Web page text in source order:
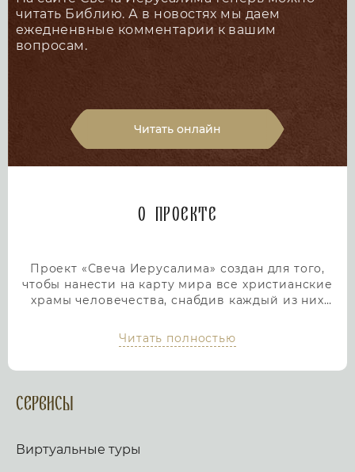
читать Библию. А в новостях мы даем
ежедненвные комментарии к вашим
вопросам.
Читать онлайн
О проекте
Проект «Свеча Иерусалима» создан для того,
чтобы нанести на карту мира все христианские
храмы человечества, снабдив каждый из них
мы дадим людям возможность посетить любой
храм или дольмен не выходя из дома, просто
помощь в возжжения свечей за здравие и
упокой в христианских храмах Иерусалима и
вопросом. Письма помещаются в Стену Плача,
Читать полностью
Сервисы
Виртуальные туры